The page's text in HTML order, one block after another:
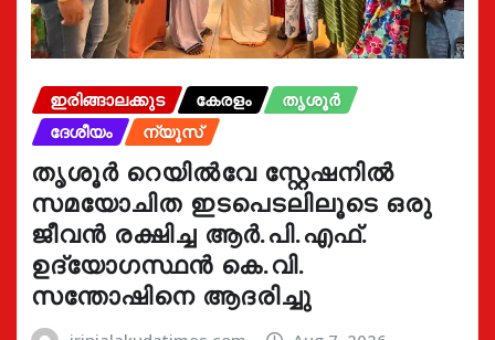
ഇരിങ്ങാലക്കുട കേരളം
തൃശൂർ
ദേശീയം
ന്യൂസ്
തൃശൂർ റെയിൽവേ സ്റ്റേഷനിൽ
സമയോചിത ഇടപെടലിലൂടെ ഒരു
ജീവൻ രക്ഷിച്ച ആർ.പി.എഫ്.
ഉദ്യോഗസ്ഥൻ കെ.വി.
സന്തോഷിനെ ആദരിച്ചു